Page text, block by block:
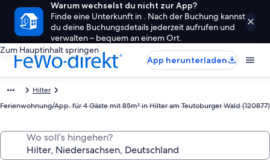
Warum wechselst du nicht zur App?
Finde eine Unterkunft in . Nach der Buchung kannst
du deine Buchungsdetails jederzeit aufrufen und
verwalten – bequem an einem Ort.
Zum Hauptinhalt springen
App herunterladen
Hilter
Ferienwohnung/App. für 4 Gäste mit 85m² in Hilter am Teutoburger Wald (120877)
Wo soll’s hingehen?